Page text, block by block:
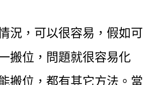
況，可以很容易，假如可
搬位，問題就很容易化
搬位，都有其它方法。當